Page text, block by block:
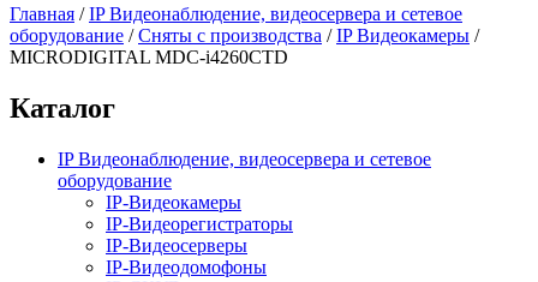
Главная /IP Видеонаблюдение, видеосервера и сетевое
оборудование /Сняты с производства /IP Видеокамеры /
MICRODIGITAL MDC-i4260CTD
Каталог
IP Видеонаблюдение, видеосервера и сетевое
оборудование
IP-Видеокамеры
IP-Видеорегистраторы
IP-Видеосерверы
IP-Видеодомофоны